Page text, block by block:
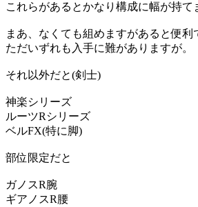
これらがあるとかなり構成に幅が持て
まあ、なくても組めますがあると便利
ただいずれも入手に難がありますが。
それ以外だと(剣士)
神楽シリーズ
ルーツRシリーズ
ベルFX(特に脚)
部位限定だと
ガノスR腕
ギアノスR腰